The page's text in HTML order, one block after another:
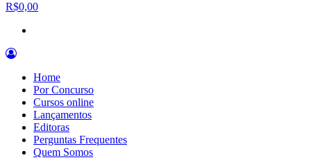
R$0,00
Home
Por Concurso
Cursos online
Lançamentos
Editoras
Perguntas Frequentes
Quem Somos